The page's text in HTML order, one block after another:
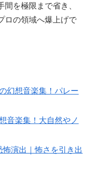
を極限まで省き、
ロの領域へ爆上げで
幻想音楽集！パレー
音楽集！大自然やノ
演出｜怖さを引き出